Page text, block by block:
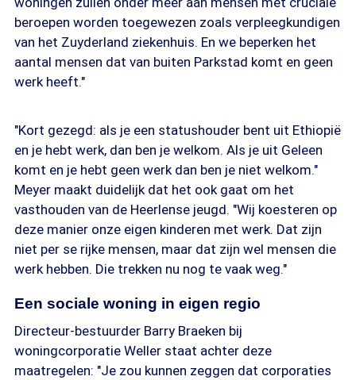
beroepen worden toegewezen zoals verpleegkundigen
van het Zuyderland ziekenhuis. En we beperken het
aantal mensen dat van buiten Parkstad komt en geen
werk heeft."
"Kort gezegd: als je een statushouder bent uit Ethiopië
en je hebt werk, dan ben je welkom. Als je uit Geleen
komt en je hebt geen werk dan ben je niet welkom."
Meyer maakt duidelijk dat het ook gaat om het
vasthouden van de Heerlense jeugd. "Wij koesteren op
deze manier onze eigen kinderen met werk. Dat zijn
niet per se rijke mensen, maar dat zijn wel mensen die
werk hebben. Die trekken nu nog te vaak weg."
Een sociale woning in eigen regio
Directeur-bestuurder Barry Braeken bij
woningcorporatie Weller staat achter deze
maatregelen: "Je zou kunnen zeggen dat corporaties